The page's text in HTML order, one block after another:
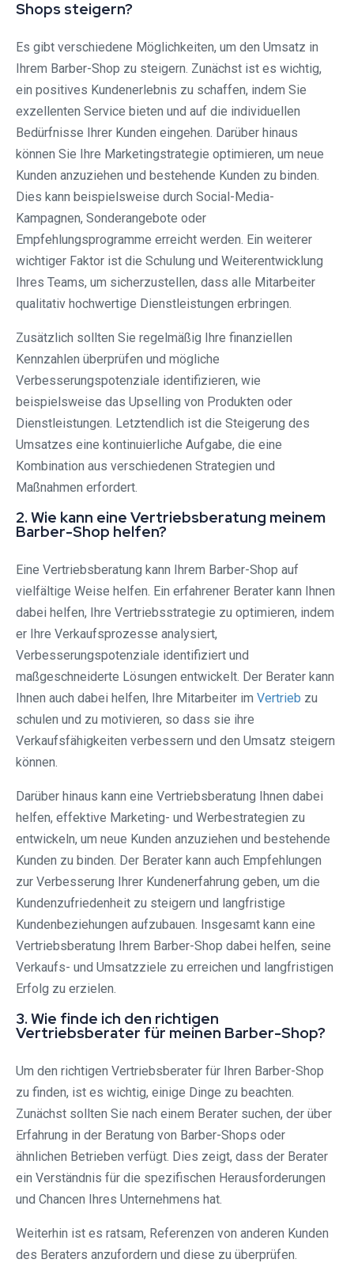
Shops steigern?
Es gibt verschiedene Möglichkeiten, um den Umsatz in
Ihrem Barber-Shop zu steigern. Zunächst ist es wichtig,
ein positives Kundenerlebnis zu schaffen, indem Sie
exzellenten Service bieten und auf die individuellen
Bedürfnisse Ihrer Kunden eingehen. Darüber hinaus
können Sie Ihre Marketingstrategie optimieren, um neue
Kunden anzuziehen und bestehende Kunden zu binden.
Dies kann beispielsweise durch Social-Media-
Kampagnen, Sonderangebote oder
Empfehlungsprogramme erreicht werden. Ein weiterer
wichtiger Faktor ist die Schulung und Weiterentwicklung
Ihres Teams, um sicherzustellen, dass alle Mitarbeiter
qualitativ hochwertige Dienstleistungen erbringen.
Zusätzlich sollten Sie regelmäßig Ihre finanziellen
Kennzahlen überprüfen und mögliche
Verbesserungspotenziale identifizieren, wie
beispielsweise das Upselling von Produkten oder
Dienstleistungen. Letztendlich ist die Steigerung des
Umsatzes eine kontinuierliche Aufgabe, die eine
Kombination aus verschiedenen Strategien und
Maßnahmen erfordert.
2. Wie kann eine Vertriebsberatung meinem
Barber-Shop helfen?
Eine Vertriebsberatung kann Ihrem Barber-Shop auf
vielfältige Weise helfen. Ein erfahrener Berater kann Ihnen
dabei helfen, Ihre Vertriebsstrategie zu optimieren, indem
er Ihre Verkaufsprozesse analysiert,
Verbesserungspotenziale identifiziert und
maßgeschneiderte Lösungen entwickelt. Der Berater kann
Ihnen auch dabei helfen, Ihre Mitarbeiter im Vertrieb zu
schulen und zu motivieren, so dass sie ihre
Verkaufsfähigkeiten verbessern und den Umsatz steigern
können.
Darüber hinaus kann eine Vertriebsberatung Ihnen dabei
helfen, effektive Marketing- und Werbestrategien zu
entwickeln, um neue Kunden anzuziehen und bestehende
Kunden zu binden. Der Berater kann auch Empfehlungen
zur Verbesserung Ihrer Kundenerfahrung geben, um die
Kundenzufriedenheit zu steigern und langfristige
Kundenbeziehungen aufzubauen. Insgesamt kann eine
Vertriebsberatung Ihrem Barber-Shop dabei helfen, seine
Verkaufs- und Umsatzziele zu erreichen und langfristigen
Erfolg zu erzielen.
3. Wie finde ich den richtigen
Vertriebsberater für meinen Barber-Shop?
Um den richtigen Vertriebsberater für Ihren Barber-Shop
zu finden, ist es wichtig, einige Dinge zu beachten.
Zunächst sollten Sie nach einem Berater suchen, der über
Erfahrung in der Beratung von Barber-Shops oder
ähnlichen Betrieben verfügt. Dies zeigt, dass der Berater
ein Verständnis für die spezifischen Herausforderungen
und Chancen Ihres Unternehmens hat.
Weiterhin ist es ratsam, Referenzen von anderen Kunden
des Beraters anzufordern und diese zu überprüfen.